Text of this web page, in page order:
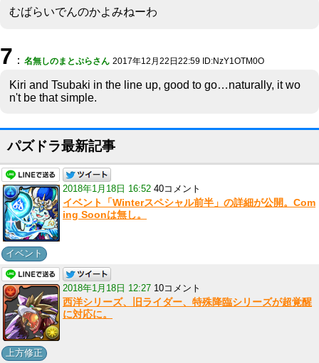
むばらいでんのかよみねーわ
7 ： 名無しのまとぷらさん 2017年12月22日22:59 ID:NzY1OTM0O
Kiri and Tsubaki in the line up, good to go…naturally, it wo
n't be that simple.
パズドラ最新記事
2018年1月18日 16:52 40コメント
イベント「Winterスペシャル前半」の詳細が公開。Com
ing Soonは無し。
イベント
2018年1月18日 12:27 10コメント
西洋シリーズ、旧ライダー、特殊降臨シリーズが超覚醒
に対応に。
上方修正